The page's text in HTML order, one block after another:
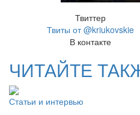
Твиттер
Твиты от @kriukovskie
В контакте
ЧИТАЙТЕ
Статьи и интервью